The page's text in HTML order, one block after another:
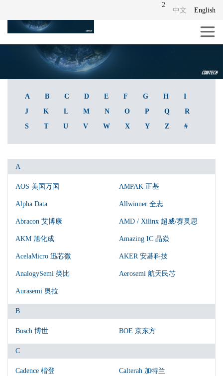
English
中文
2
A B C D E F G H
I
J
K L M N O P Q
R
S
T U V W X Y Z #
A
AOS 美国万国 AMPAK 正基
Alpha Data Allwinner 全志
Abracon 艾博康 AMD / Xilinx 超威/赛灵思
AKM 旭化成 Amazing IC 晶焱
AcelaMicro 迅芯微 AKER 安碁科技
AnalogySemi 类比 Aerosemi 航天民芯
Aurasemi 奥拉
B
Bosch 博世 BOE 京东方
C
Cadence 楷登 Calterah 加特兰